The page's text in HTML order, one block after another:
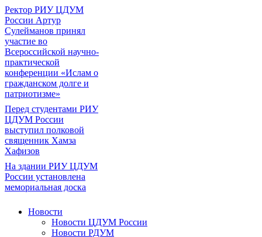
Ректор РИУ ЦДУМ
России Артур
Сулейманов принял
участие во
Всероссийской научно-
практической
конференции «Ислам о
гражданском долге и
патриотизме»
Перед студентами РИУ
ЦДУМ России
выступил полковой
священник Хамза
Хафизов
На здании РИУ ЦДУМ
России установлена
мемориальная доска
Новости
Новости ЦДУМ России
Новости РДУМ